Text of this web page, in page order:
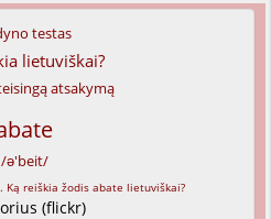
testas
lietuviškai?
atsakymą
/ə'beit/
(flickr)